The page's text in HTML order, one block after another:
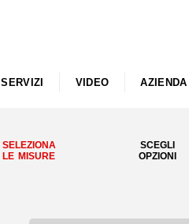
SERVIZI VIDEO AZIENDA
SELEZIONA
LE MISURE
SCEGLI
OPZIONI